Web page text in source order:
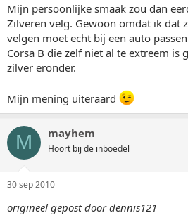
Mijn persoonlijke smaak zou dan
Zilveren velg. Gewoon omdat ik dat
velgen moet echt bij een auto
Corsa B die zelf niet al te extreem is
zilver eronder.
Mijn mening uiteraard
M mayhem
Hoort bij de inboedel
30 sep 2010
origineel gepost door dennis121